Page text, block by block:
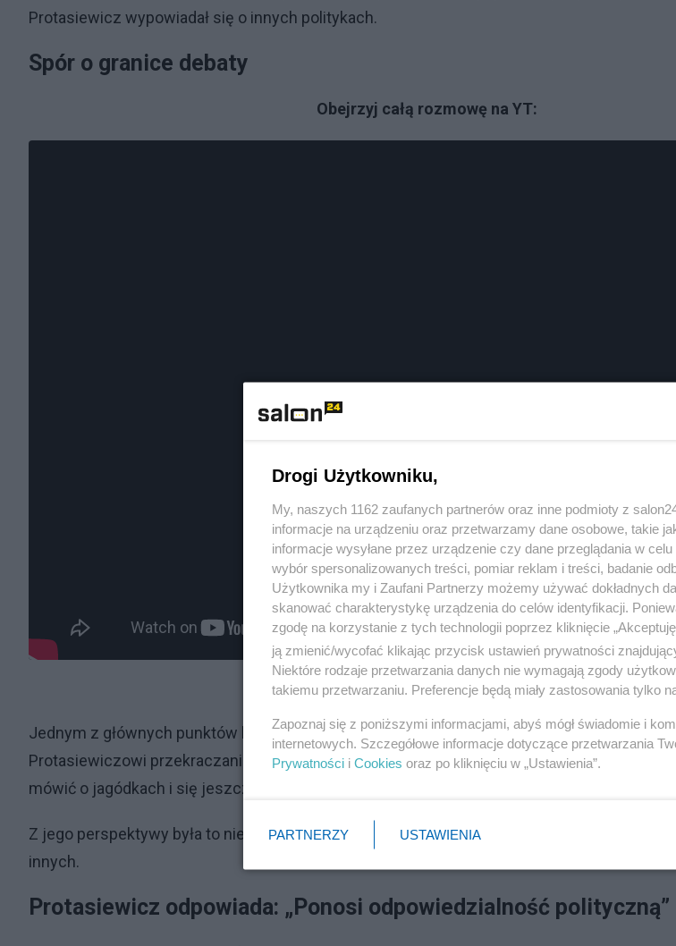
Protasiewicz wypowiadał się o innych politykach.
Spór o granice debaty
Obejrzyj całą rozmowę na YT:
Reklama
Jednym z głównych punktów konfliktu była kwestia języka i stylu wypowiedzi w polityce.
Protasiewiczowi przekraczanie granic. – Jak można mówić takie rzeczy na antenie
mówić o jagódkach i się jeszcze rubasznie przy tym chichotać? - pytal minister.
Z jego perspektywy była to nie tylko kwestia polityki, ale też standardów debaty publicznej i
innych.
Protasiewicz odpowiada: „Ponosi odpowiedzialność polityczną”
Drogi Użytkowniku,
My, naszych 1162 zaufanych partnerów oraz inne podmioty z
informacje na urządzeniu oraz przetwarzamy dane osobowe, takie
informacje wysyłane przez urządzenie czy dane przeglądania w
wybór spersonalizowanych treści, pomiar reklam i treści, badanie
Użytkownika my i Zaufani Partnerzy możemy używać dokładnych
skanować charakterystykę urządzenia do celów identyfikacji.
zgodę na korzystanie z tych technologii poprzez kliknięcie
ją zmienić/wycofać klikając przycisk ustawień prywatności
Niektóre rodzaje przetwarzania danych nie wymagają zgody
takiemu przetwarzaniu. Preferencje będą miały zastosowania tylko
Zapoznaj się z poniższymi informacjami, abyś mógł świadomie i
internetowych. Szczegółowe informacje dotyczące przetwarzania
Prywatności i Cookies oraz po kliknięciu w „Ustawienia”.
PARTNERZY USTAWIENIA